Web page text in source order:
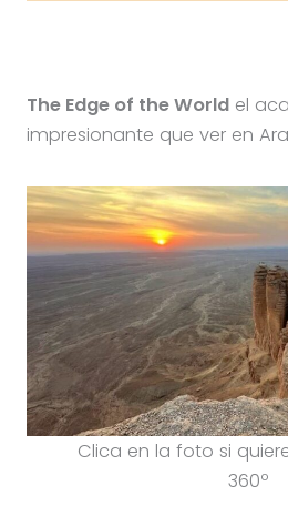
The Edge of the Worldel
impresionante que ver en
Clica en la foto si
360º